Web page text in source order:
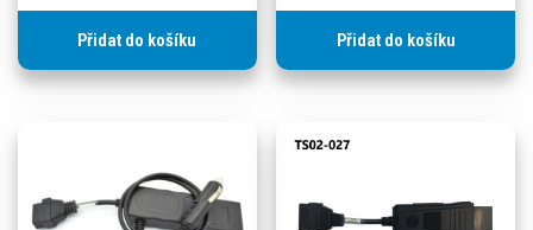
Přidat do košíku Přidat do košíku